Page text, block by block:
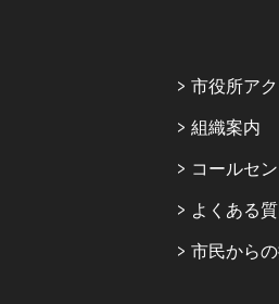
市役所ア
組織案内
コールセ
よくある
市民から